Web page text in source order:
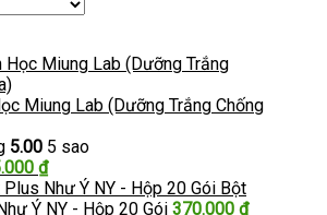
Miung Lab (Dưỡng Trắng Chống
5.00 5 sao
₫Giá
hiện
tại
Bột
Ý NY - Hộp 20 Gói 370.000 ₫